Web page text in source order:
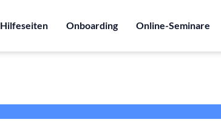
Hilfeseiten Onboarding Online-Seminare